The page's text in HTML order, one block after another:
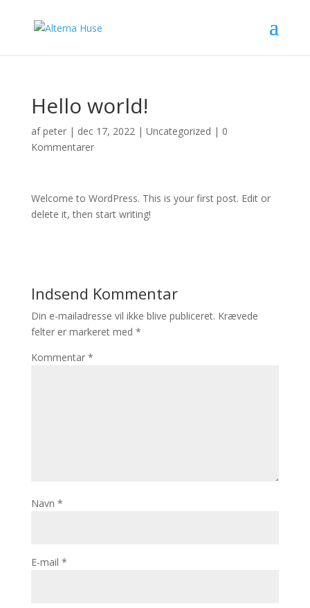
Hello world!
afpeter| dec 17, 2022| Uncategorized | 0
Kommentarer
Welcome to WordPress. This is your first post. Edit or
delete it, then start writing!
Indsend Kommentar
Din e-mailadresse vil ikke blive publiceret. Krævede
felter er markeret med *
Kommentar *
Navn *
E-mail *